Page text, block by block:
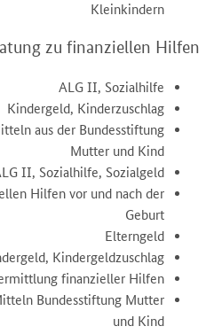
Kleinkindern
zu finanziellen Hilfen
ALG II, Sozialhilfe
Kindergeld, Kinderzuschlag
aus der Bundesstiftung
Mutter und Kind
II, Sozialhilfe, Sozialgeld
Hilfen vor und nach der
Geburt
Elterngeld
Kindergeldzuschlag
finanzieller Hilfen
Bundesstiftung Mutter
und Kind